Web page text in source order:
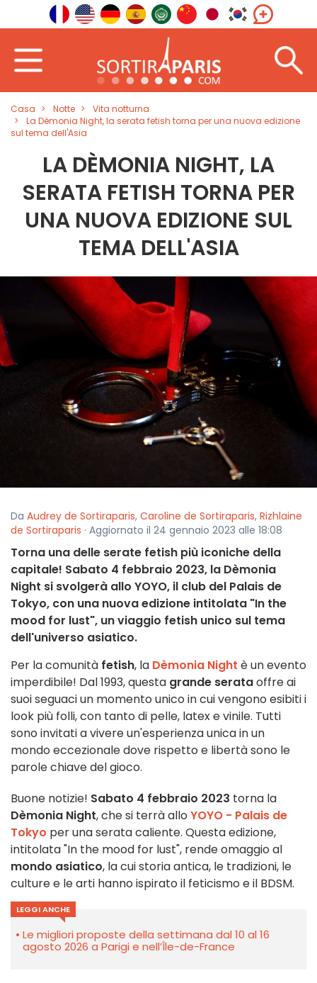
Casa Notte
Vita notturna
La Dèmonia Night, la serata fetish torna per una nuova edizione
sul tema dell'Asia
LA DÈMONIA NIGHT, LA
SERATA FETISH TORNA PER
UNA NUOVA EDIZIONE SUL
TEMA DELL'ASIA
Da Audrey de Sortiraparis, Caroline de Sortiraparis, Rizhlaine
de Sortiraparis · Aggiornato il 24 gennaio 2023 alle 18:08
Torna una delle serate fetish più iconiche della
capitale! Sabato 4 febbraio 2023, la Dèmonia
Night si svolgerà allo YOYO, il club del Palais de
Tokyo, con una nuova edizione intitolata "In the
mood for lust", un viaggio fetish unico sul tema
dell'universo asiatico.
Per la comunità fetish, la Dèmonia Night è un evento
imperdibile! Dal 1993, questa grande serataoffre ai
suoi seguaci un momento unico in cui vengono esibiti i
look più folli, con tanto di pelle, latex e vinile. Tutti
sono invitati a vivere un'esperienza unica in un
mondo eccezionale dove rispetto e libertà sono le
parole chiave del gioco.
Buone notizie! Sabato 4 febbraio 2023 torna la
Dèmonia Night, che si terrà allo YOYO - Palais de
Tokyo per una serata caliente. Questa edizione,
intitolata "In the mood for lust", rende omaggio al
mondo asiatico, la cui storia antica, le tradizioni, le
culture e le arti hanno ispirato il feticismo e il BDSM.
LEGGI ANCHE
Le migliori proposte della settimana dal 10 al 16
agosto 2026 a Parigi e nell’Île-de-France